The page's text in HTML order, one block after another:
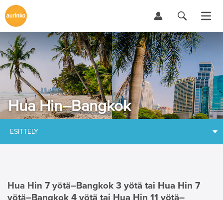
Hua Hin–Bangkok
ESITTELY
Hua Hin 7 yötä–Bangkok 3 yötä tai Hua Hin 7
yötä–Bangkok 4 yötä tai Hua Hin 11 yötä–